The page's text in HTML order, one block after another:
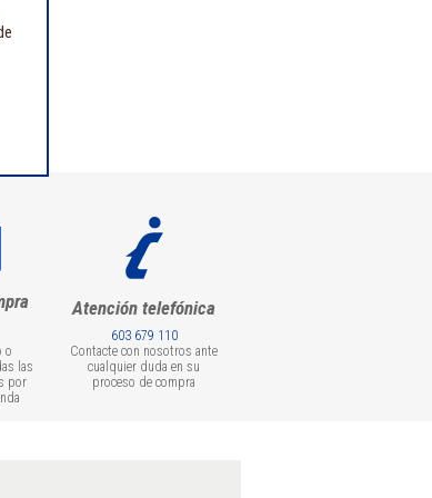
o
las
por
Atención telefónica
603 679 110
Contacte con nosotros ante
cualquier duda en su
proceso de compra